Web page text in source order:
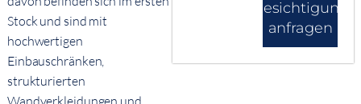
Stock und sind mit
hochwertigen
Einbauschränken,
strukturierten
Wandverkleidungen und
Besichtigung
anfragen